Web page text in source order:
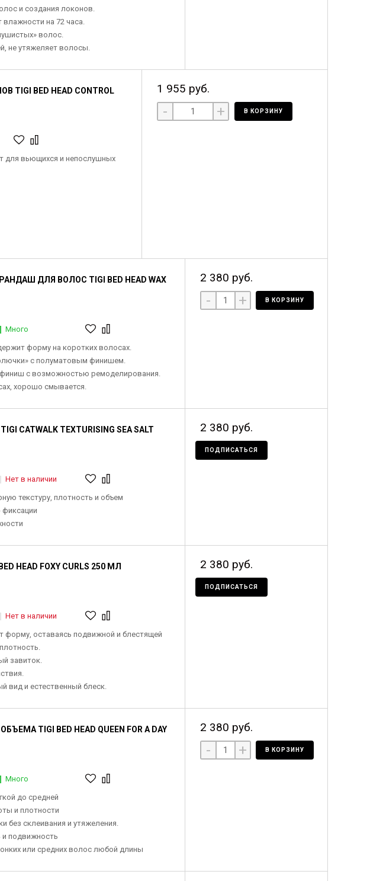
и создания локонов.
на 72 часа.
волос.
не утяжеляет волосы.
BED HEAD CONTROL
для вьющихся и непослушных
1 955 руб.
- + В КОРЗИНУ
ДЛЯ ВОЛОС TIGI BED HEAD WAX
Много
форму на коротких волосах.
с полуматовым финишем.
с возможностью ремоделирования.
хорошо смывается.
2 380 руб.
- + В КОРЗИНУ
CATWALK TEXTURISING SEA SALT
Нет в наличии
текстуру, плотность и объем
фиксации
2 380 руб.
ПОДПИСАТЬСЯ
HEAD FOXY CURLS 250 МЛ
Нет в наличии
форму, оставаясь подвижной и блестящей
завиток.
вид и естественный блеск.
2 380 руб.
ПОДПИСАТЬСЯ
TIGI BED HEAD QUEEN FOR A DAY
Много
до средней
и плотности
без склеивания и утяжеления.
и подвижность
или средних волос любой длины
2 380 руб.
- + В КОРЗИНУ